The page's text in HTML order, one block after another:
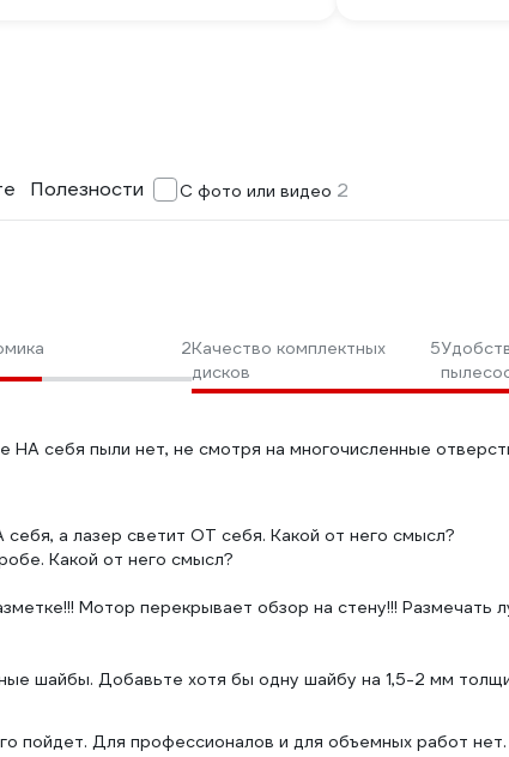
Полезности С фото или видео 2
2Качество комплектных
дисков
5
себя пыли нет, не смотря на многочисленные
а лазер светит ОТ себя. Какой от него смысл?
Какой от него смысл?
Мотор перекрывает обзор на стену!!! Размечать
шайбы. Добавьте хотя бы одну шайбу на 1,5-2 мм
пойдет. Для профессионалов и для объемных работ нет.